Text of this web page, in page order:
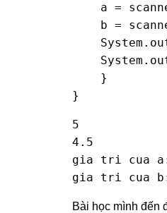
a =
b =
    }
}
5
4.5
gia tri cua
gia tri cua
Bài học mình đến